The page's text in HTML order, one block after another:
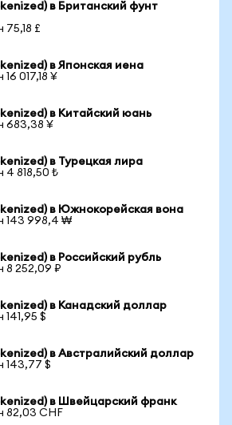
в Британский фунт
75,18 £
в Японская иена
017,18 ¥
в Китайский юань
683,38 ¥
в Турецкая лира
4 818,50 ₺
в Южнокорейская вона
143 998,4 ₩
в Российский рубль
8 252,09 ₽
в Канадский доллар
141,95 $
в Австралийский доллар
143,77 $
в Швейцарский франк
82,03 CHF